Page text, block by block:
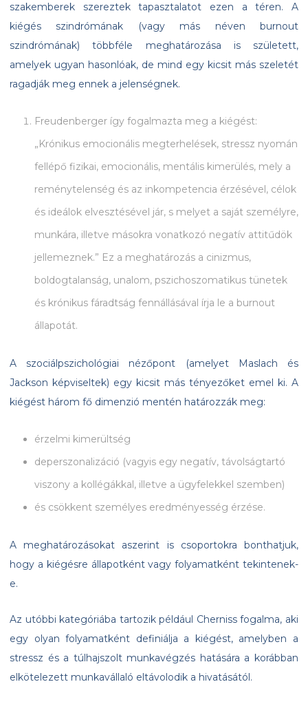
szakemberek szereztek tapasztalatot ezen a téren. A
kiégés szindrómának (vagy más néven burnout
szindrómának) többféle meghatározása is született,
amelyek ugyan hasonlóak, de mind egy kicsit más szeletét
ragadják meg ennek a jelenségnek.
Freudenberger így fogalmazta meg a kiégést:
„Krónikus emocionális megterhelések, stressz nyomán
fellépő fizikai, emocionális, mentális kimerülés, mely a
reménytelenség és az inkompetencia érzésével, célok
és ideálok elvesztésével jár, s melyet a saját személyre,
munkára, illetve másokra vonatkozó negatív attitűdök
jellemeznek.” Ez a meghatározás a cinizmus,
boldogtalanság, unalom, pszichoszomatikus tünetek
és krónikus fáradtság fennállásával írja le a burnout
állapotát.
A szociálpszichológiai nézőpont (amelyet Maslach és
Jackson képviseltek) egy kicsit más tényezőket emel ki. A
kiégést három fő dimenzió mentén határozzák meg:
érzelmi kimerültség
deperszonalizáció (vagyis egy negatív, távolságtartó
viszony a kollégákkal, illetve a ügyfelekkel szemben)
és csökkent személyes eredményesség érzése.
A meghatározásokat aszerint is csoportokra bonthatjuk,
hogy a kiégésre állapotként vagy folyamatként tekintenek-
e.
Az utóbbi kategóriába tartozik például Cherniss fogalma, aki
egy olyan folyamatként definiálja a kiégést, amelyben a
stressz és a túlhajszolt munkavégzés hatására a korábban
elkötelezett munkavállaló eltávolodik a hivatásától.